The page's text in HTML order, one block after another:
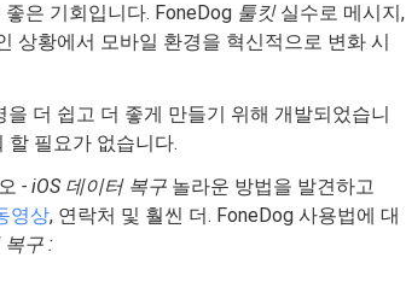
은 기회입니다. FoneDog 툴킷 실수로 메시지,
상황에서 모바일 환경을 혁신적으로 변화 시
을 더 쉽고 더 좋게 만들기 위해 개발되었습니
할 필요가 없습니다.
- iOS 데이터 복구 놀라운 방법을 발견하고
영상, 연락처 및 훨씬 더. FoneDog 사용법에 대
복구 :